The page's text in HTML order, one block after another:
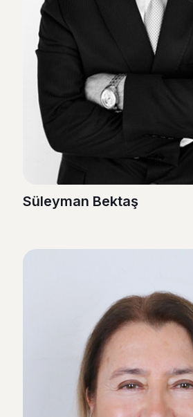
Süleyman Bektaş